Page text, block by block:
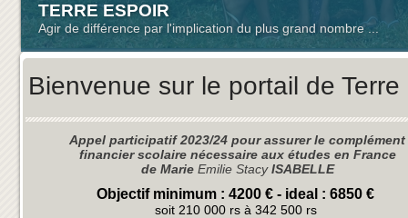
Appel participatif 2023/24 pour assurer le complément
financier scolaire nécessaire aux études en France
de Marie Emilie StacyISABELLE
Objectif minimum : 4200 € - ideal : 6850 €
soit 210 000 rs à 342 500 rs
Bienvenue sur le portail de Terre
TERRE ESPOIR
Agir de différence par l'implication du plus grand nombre ...